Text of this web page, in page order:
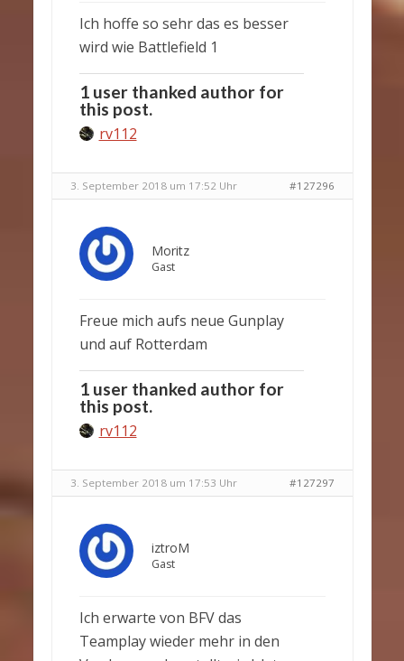
Ich hoffe so sehr das es besser
wird wie Battlefield 1
1 user thanked author for
this post.
rv112
3. September 2018 um 17:52 Uhr #127296
Moritz
Gast
Freue mich aufs neue Gunplay
und auf Rotterdam
1 user thanked author for
this post.
rv112
3. September 2018 um 17:53 Uhr #127297
iztroM
Gast
Ich erwarte von BFV das
Teamplay wieder mehr in den